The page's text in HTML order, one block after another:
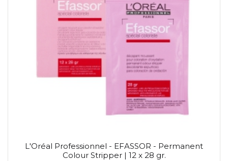
L'Oréal Professionnel - EFASSOR - Permanent
Colour Stripper | 12 x 28 gr.